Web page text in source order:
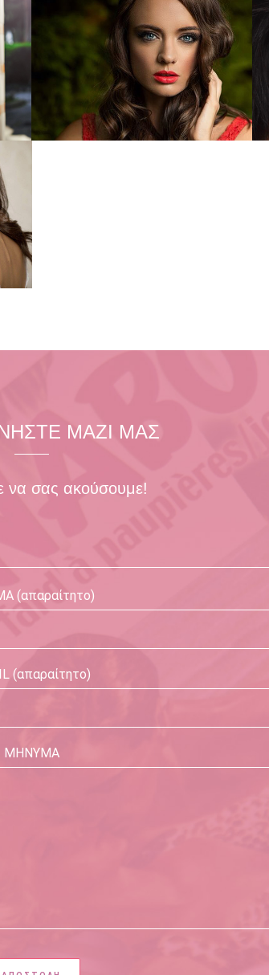
BEAUTY
ΜΑΚΙΓΙΑΖ ΦΩΤΟΓΡΑΦΙΣΗΣ
Zoom View
ΜΑΖΙ ΜΑΣ
να σας ακούσουμε!
(απαραίτητο)
(απαραίτητο)
ΜΗΝΥΜΑ